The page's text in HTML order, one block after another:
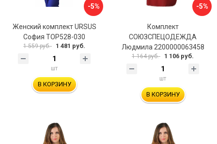
-5%
Женский комплект URSUS
София ТОР528-030
1 559 руб. 1 481 руб.
шт
В КОРЗИНУ
-5%
Комплект
СОЮЗСПЕЦОДЕЖДА
Людмила 2200000063458
1 164 руб. 1 106 руб.
шт
В КОРЗИНУ